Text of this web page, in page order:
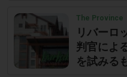
The Province
リバーロ
判官によ
を試みる